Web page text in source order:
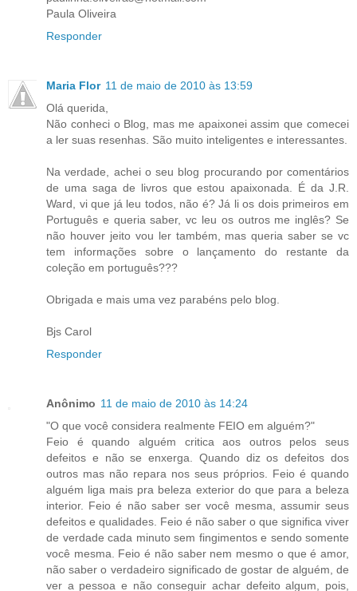
Paula Oliveira
Responder
Maria Flor 11 de maio de 2010 às 13:59
Olá querida,
Não conheci o Blog, mas me apaixonei assim que comecei
a ler suas resenhas. São muito inteligentes e interessantes.
Na verdade, achei o seu blog procurando por comentários
de uma saga de livros que estou apaixonada. É da J.R.
Ward, vi que já leu todos, não é? Já li os dois primeiros em
Português e queria saber, vc leu os outros me inglês? Se
não houver jeito vou ler também, mas queria saber se vc
tem informações sobre o lançamento do restante da
coleção em português???
Obrigada e mais uma vez parabéns pelo blog.
Bjs Carol
Responder
Anônimo 11 de maio de 2010 às 14:24
"O que você considera realmente FEIO em alguém?"
Feio é quando alguém critica aos outros pelos seus
defeitos e não se enxerga. Quando diz os defeitos dos
outros mas não repara nos seus próprios. Feio é quando
alguém liga mais pra beleza exterior do que para a beleza
interior. Feio é não saber ser você mesma, assumir seus
defeitos e qualidades. Feio é não saber o que significa viver
de verdade cada minuto sem fingimentos e sendo somente
você mesma. Feio é não saber nem mesmo o que é amor,
não saber o verdadeiro significado de gostar de alguém, de
ver a pessoa e não conseguir achar defeito algum, pois,